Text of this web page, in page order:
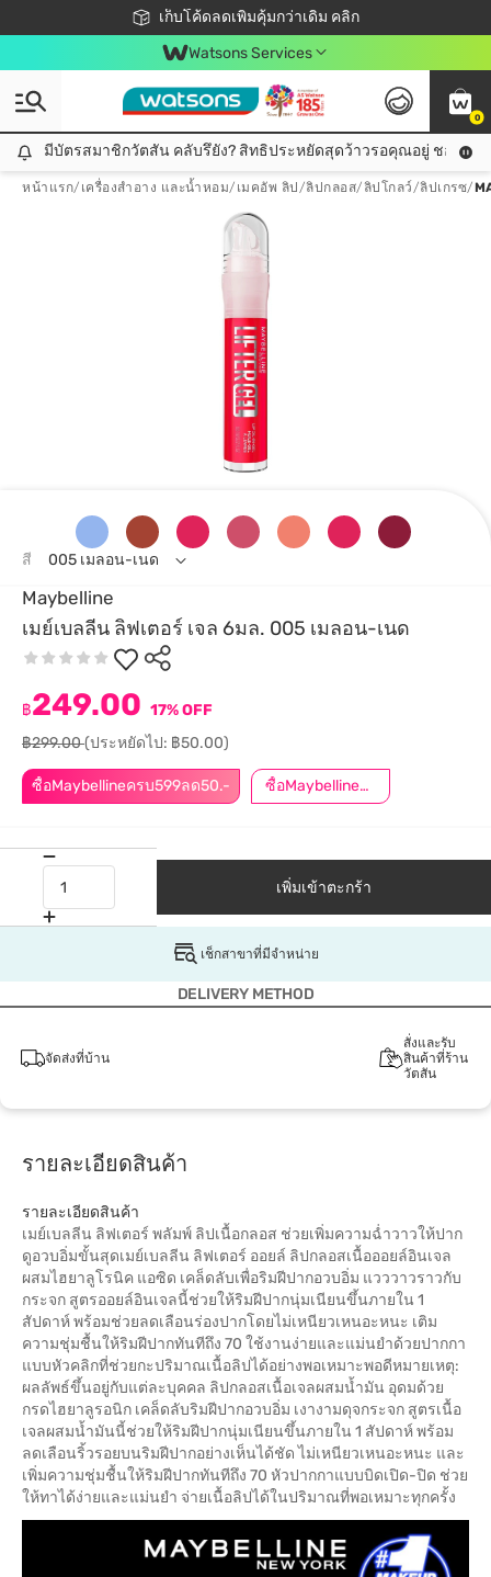
เก็บโค้ดลดเพิ่มคุ้มกว่าเดิม คลิก
ชอปออนไลน์ครั้งแรก ลดเพิ่มจุก ๆ 10%! 🎉
📦ส่งฟรี! เมื่อชอป 499฿
สมาชิกวัตสัน คลับดียังไง?
Watsons Services
0
มีบัตรสมาชิกวัตสัน คลับรึยัง? สิทธิประหยัดสุดว้าวรอคุณอยู่ ชอปคุ้มกว่าเดิม คลิก!
มีบัตรสมาชิกวัตสัน คลับรึยัง? สิทธิประหยัดสุดว้าวรอคุณอยู่ ชอปคุ้มก
หน้าแรก/ เครื่องสำอาง และน้ำหอม/ เมคอัพ ลิป /ลิปกลอส/ลิปโกลว์/ลิปเกรซ/
Maybelline
เมย์เบลลีน ลิฟเตอร์ เจล 6มล. 005 เมลอน-เนด
ซื้อMaybellineครบ599ลด50.- ซื้อMaybellineครบ899ลด50.-
฿249.00 17% OFF
฿299.00(ประหยัดไป: ฿50.00)
สี 005 เมลอน-เนด
เพิ่มเข้าตะกร้า
เช็กสาขาที่มีจำหน่าย
DELIVERY METHOD
จัดส่งที่บ้าน
สั่งและรับ
สินค้าที่ร้าน
วัตสัน
รายละเอียดสินค้า
รายละเอียดสินค้า
เมย์เบลลีน ลิฟเตอร์ พลัมพ์ ลิปเนื้อกลอส ช่วยเพิ่มความฉ่ำวาวให้ปาก
ดูอวบอิ่มขั้นสุดเมย์เบลลีน ลิฟเตอร์ ออยล์ ลิปกลอสเนื้อออยล์อินเจล
ผสมไฮยาลูโรนิค แอซิด เคล็ดลับเพื่อริมฝีปากอวบอิ่ม แวววาวราวกับ
กระจก สูตรออยล์อินเจลนี้ช่วยให้ริมฝีปากนุ่มเนียนขึ้นภายใน 1
สัปดาห์ พร้อมช่วยลดเลือนร่องปากโดยไม่เหนียวเหนอะหนะ เติม
ความชุ่มชื้นให้ริมฝีปากทันทีถึง 70 ใช้งานง่ายและแม่นยำด้วยปากกา
แบบหัวคลิกที่ช่วยกะปริมาณเนื้อลิปได้อย่างพอเหมาะพอดีหมายเหตุ:
ผลลัพธ์ขึ้นอยู่กับแต่ละบุคคล ลิปกลอสเนื้อเจลผสมน้ำมัน อุดมด้วย
กรดไฮยาลูรอนิก เคล็ดลับริมฝีปากอวบอิ่ม เงางามดุจกระจก สูตรเนื้อ
เจลผสมน้ำมันนี้ช่วยให้ริมฝีปากนุ่มเนียนขึ้นภายใน 1 สัปดาห์ พร้อม
ลดเลือนริ้วรอยบนริมฝีปากอย่างเห็นได้ชัด ไม่เหนียวเหนอะหนะ และ
เพิ่มความชุ่มชื้นให้ริมฝีปากทันทีถึง 70 หัวปากกาแบบบิดเปิด-ปิด ช่วย
ให้ทาได้ง่ายและแม่นยำ จ่ายเนื้อลิปได้ในปริมาณที่พอเหมาะทุกครั้ง